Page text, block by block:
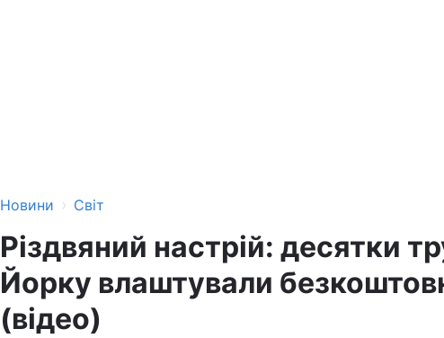
Новини › Світ
Різдвяний настрій: десятки
Йорку влаштували
(відео)